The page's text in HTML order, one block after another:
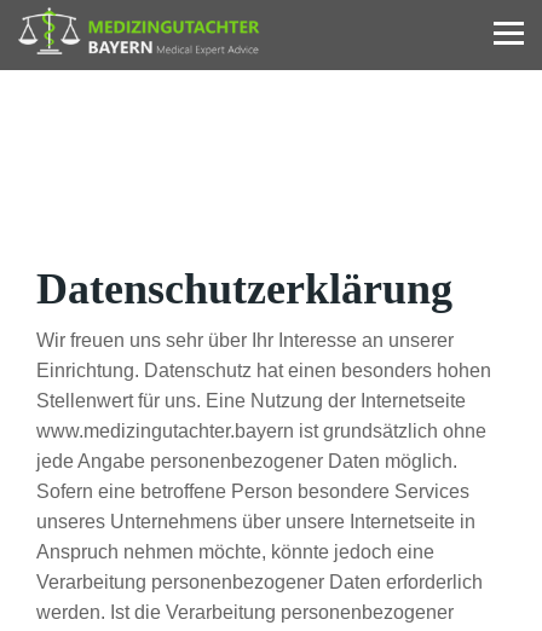
Datenschutzerklärung
Wir freuen uns sehr über Ihr Interesse an unserer
Einrichtung. Datenschutz hat einen besonders hohen
Stellenwert für uns. Eine Nutzung der Internetseite
www.medizingutachter.bayern ist grundsätzlich ohne
jede Angabe personenbezogener Daten möglich.
Sofern eine betroffene Person besondere Services
unseres Unternehmens über unsere Internetseite in
Anspruch nehmen möchte, könnte jedoch eine
Verarbeitung personenbezogener Daten erforderlich
werden. Ist die Verarbeitung personenbezogener